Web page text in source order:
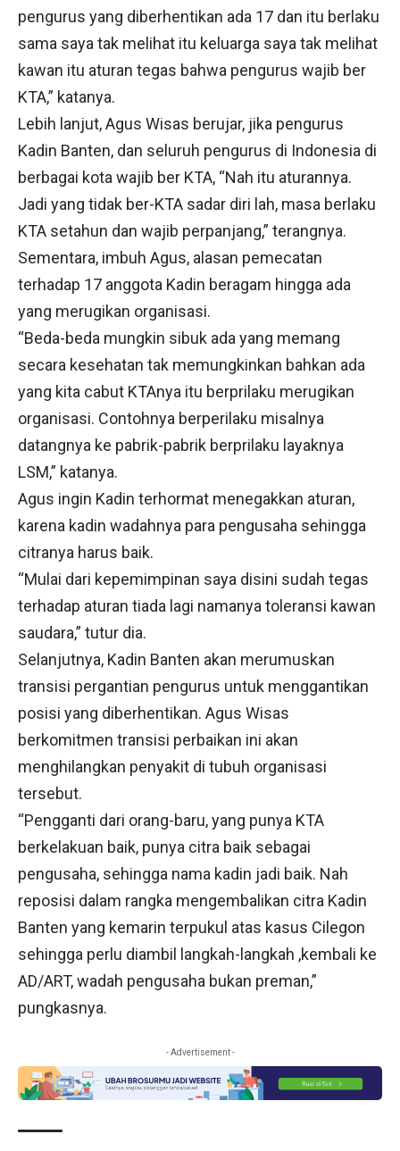
pengurus yang diberhentikan ada 17 dan itu berlaku
sama saya tak melihat itu keluarga saya tak melihat
kawan itu aturan tegas bahwa pengurus wajib ber
KTA,” katanya.
Lebih lanjut, Agus Wisas berujar, jika pengurus
Kadin Banten, dan seluruh pengurus di Indonesia di
berbagai kota wajib ber KTA, “Nah itu aturannya.
Jadi yang tidak ber-KTA sadar diri lah, masa berlaku
KTA setahun dan wajib perpanjang,” terangnya.
Sementara, imbuh Agus, alasan pemecatan
terhadap 17 anggota Kadin beragam hingga ada
yang merugikan organisasi.
“Beda-beda mungkin sibuk ada yang memang
secara kesehatan tak memungkinkan bahkan ada
yang kita cabut KTAnya itu berprilaku merugikan
organisasi. Contohnya berperilaku misalnya
datangnya ke pabrik-pabrik berprilaku layaknya
LSM,” katanya.
Agus ingin Kadin terhormat menegakkan aturan,
karena kadin wadahnya para pengusaha sehingga
citranya harus baik.
“Mulai dari kepemimpinan saya disini sudah tegas
terhadap aturan tiada lagi namanya toleransi kawan
saudara,” tutur dia.
Selanjutnya, Kadin Banten akan merumuskan
transisi pergantian pengurus untuk menggantikan
posisi yang diberhentikan. Agus Wisas
berkomitmen transisi perbaikan ini akan
menghilangkan penyakit di tubuh organisasi
tersebut.
“Pengganti dari orang-baru, yang punya KTA
berkelakuan baik, punya citra baik sebagai
pengusaha, sehingga nama kadin jadi baik. Nah
reposisi dalam rangka mengembalikan citra Kadin
Banten yang kemarin terpukul atas kasus Cilegon
sehingga perlu diambil langkah-langkah ,kembali ke
AD/ART, wadah pengusaha bukan preman,”
pungkasnya.
- Advertisement -